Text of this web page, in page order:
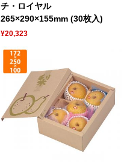
チ・ロイヤル
265×290×155mm (30枚入)
¥20,323